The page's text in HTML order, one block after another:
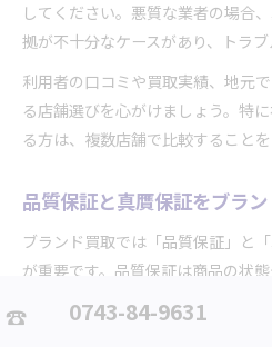
してください。悪質な業者の場合
拠が不十分なケースがあり、トラブ
利用者の口コミや買取実績、地元
る店舗選びを心がけましょう。特
る方は、複数店舗で比較することを
品質保証と真贋保証をブラ
ブランド買取では「品質保証」と
が重要です。品質保証は商品の状
証し、真贋保証は本物であること
解して査定や売却に臨むことで、
0743-84-9631